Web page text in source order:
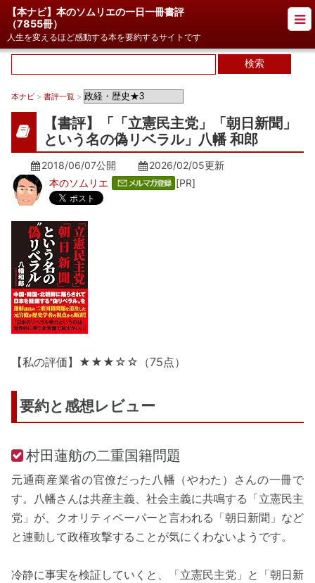
【本ナビ】本のソムリエの一日一冊書評
（7855冊）
人生を変えるほど感動する本を要約するサイトです
本ナビ > 書評一覧 >
【書評】「「立憲民主党」「朝日新聞」
という名の偽リベラル」八幡 和郎
2018/06/07公開 2026/02/05更新
本のソムリエ
[PR]
【私の評価】★★★☆☆（75点）
要約と感想レビュー
村田蓮舫の二重国籍問題
元通商産業省の官僚だった八幡（やわた）さんの一冊で
す。八幡さんは共産主義、社会主義に共鳴する「立憲民主
党」が、クオリティペーパーと言われる「朝日新聞」など
と連動して政権攻撃することが気にくわないようです。
冷静に事実を検証していくと、「立憲民主党」と「朝日新